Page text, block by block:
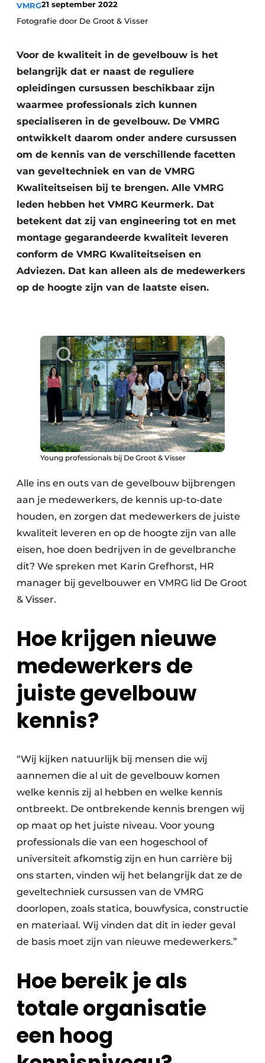
Podcasts
Privacy / Cookie statement
Vacatures
Video’s
VMRG21 september 2022
Fotografie door De Groot & Visser
Voor de kwaliteit in de gevelbouw is het
belangrijk dat er naast de reguliere
opleidingen cursussen beschikbaar zijn
waarmee professionals zich kunnen
specialiseren in de gevelbouw. De VMRG
ontwikkelt daarom onder andere cursussen
om de kennis van de verschillende facetten
van geveltechniek en van de VMRG
Kwaliteitseisen bij te brengen. Alle VMRG
leden hebben het VMRG Keurmerk. Dat
betekent dat zij van engineering tot en met
montage gegarandeerde kwaliteit leveren
conform de VMRG Kwaliteitseisen en
Adviezen. Dat kan alleen als de medewerkers
op de hoogte zijn van de laatste eisen.
Young professionals bij De Groot & Visser
Alle ins en outs van de gevelbouw bijbrengen
aan je medewerkers, de kennis up-to-date
houden, en zorgen dat medewerkers de juiste
kwaliteit leveren en op de hoogte zijn van alle
eisen, hoe doen bedrijven in de gevelbranche
dit? We spreken met Karin Grefhorst, HR
manager bij gevelbouwer en VMRG lid De Groot
& Visser.
Hoe krijgen nieuwe
medewerkers de
juiste gevelbouw
kennis?
“Wij kijken natuurlijk bij mensen die wij
aannemen die al uit de gevelbouw komen
welke kennis zij al hebben en welke kennis
ontbreekt. De ontbrekende kennis brengen wij
op maat op het juiste niveau. Voor young
professionals die van een hogeschool of
universiteit afkomstig zijn en hun carrière bij
ons starten, vinden wij het belangrijk dat ze de
geveltechniek cursussen van de VMRG
doorlopen, zoals statica, bouwfysica, constructie
en materiaal. Wij vinden dat dit in ieder geval
de basis moet zijn van nieuwe medewerkers.”
Hoe bereik je als
totale organisatie
een hoog